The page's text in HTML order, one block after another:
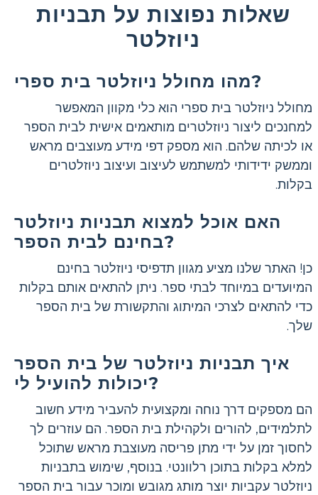
שאלות נפוצות על תבניות
ניוזלטר
מהו מחולל ניוזלטר בית ספרי?
מחולל ניוזלטר בית ספרי הוא כלי מקוון המאפשר
למחנכים ליצור ניוזלטרים מותאמים אישית לבית הספר
או לכיתה שלהם. הוא מספק דפי מידע מעוצבים מראש
וממשק ידידותי למשתמש לעיצוב ועיצוב ניוזלטרים
בקלות.
האם אוכל למצוא תבניות ניוזלטר
בחינם לבית הספר?
כן! האתר שלנו מציע מגוון תדפיסי ניוזלטר בחינם
המיועדים במיוחד לבתי ספר. ניתן להתאים אותם בקלות
כדי להתאים לצרכי המיתוג והתקשורת של בית הספר
שלך.
איך תבניות ניוזלטר של בית הספר
יכולות להועיל לי?
הם מספקים דרך נוחה ומקצועית להעביר מידע חשוב
לתלמידים, להורים ולקהילת בית הספר. הם עוזרים לך
לחסוך זמן על ידי מתן פריסה מעוצבת מראש שתוכל
למלא בקלות בתוכן רלוונטי. בנוסף, שימוש בתבניות
ניוזלטר עקביות יוצר מותג מגובש ומוכר עבור בית הספר